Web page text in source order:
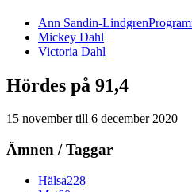
Ann Sandin-Lindgren
Mickey Dahl
Victoria Dahl
Hördes på 91,4
15 novembertill 6 december 2020
Ämnen / Taggar
Hälsa228